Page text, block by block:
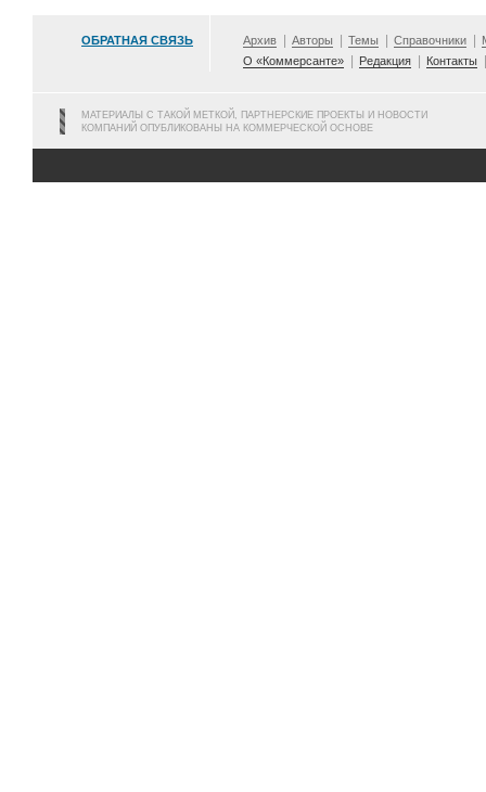
ОБРАТНАЯ СВЯЗЬ Архив Авторы Темы Справочники
О «Коммерсанте»
Редакция Контакты
МАТЕРИАЛЫ С ТАКОЙ МЕТКОЙ, ПАРТНЕРСКИЕ ПРОЕКТЫ И НОВОСТИ
КОМПАНИЙ ОПУБЛИКОВАНЫ НА КОММЕРЧЕСКОЙ ОСНОВЕ